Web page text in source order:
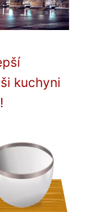
kuchyni